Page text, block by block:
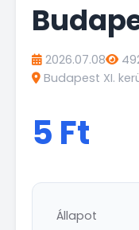
2026.07.08
Budapest XI.
5 Ft
Állapot